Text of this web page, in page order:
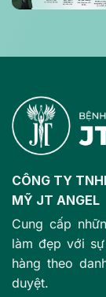
CÔNG TY
MỸ JT ANGEL
Cung cấp
làm đẹp với
hàng theo
duyệt.